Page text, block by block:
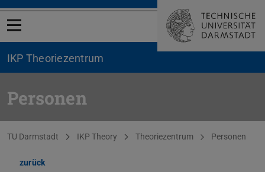
Menü öffnen
IKP Theoriezentrum
Personen
Sie befinden sich hier:
TU Darmstadt IKP Theory Theoriezentrum Personen
zurück